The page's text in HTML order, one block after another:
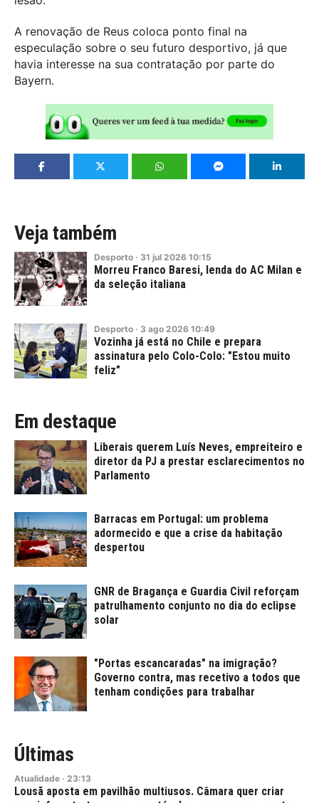
A renovação de Reus coloca ponto final na
especulação sobre o seu futuro desportivo, já que
havia interesse na sua contratação por parte do
Bayern.
Veja também
Desporto · 31 jul 2026 10:15
Morreu Franco Baresi, lenda do AC Milan e
da seleção italiana
Desporto · 3 ago 2026 10:49
Vozinha já está no Chile e prepara
assinatura pelo Colo-Colo: "Estou muito
feliz"
Em destaque
Liberais querem Luís Neves, empreiteiro e
diretor da PJ a prestar esclarecimentos no
Parlamento
Barracas em Portugal: um problema
adormecido e que a crise da habitação
despertou
GNR de Bragança e Guardia Civil reforçam
patrulhamento conjunto no dia do eclipse
solar
"Portas escancaradas" na imigração?
Governo contra, mas recetivo a todos que
tenham condições para trabalhar
Últimas
Atualidade · 23:13
Lousã aposta em pavilhão multiusos. Câmara quer criar